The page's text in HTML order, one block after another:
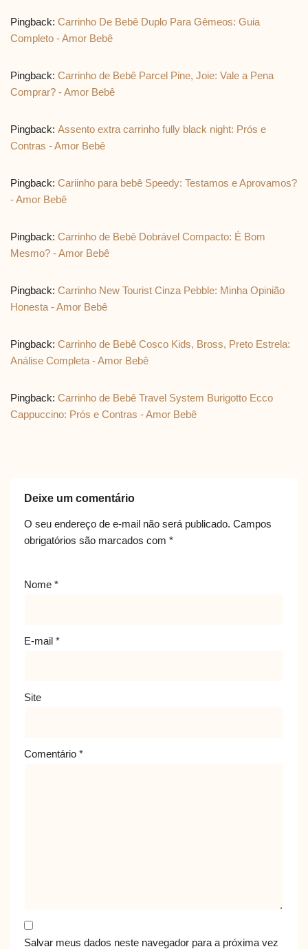
Pingback: Carrinho De Bebê Duplo Para Gêmeos: Guia
Completo - Amor Bebê
Pingback: Carrinho de Bebê Parcel Pine, Joie: Vale a Pena
Comprar? - Amor Bebê
Pingback: Assento extra carrinho fully black night: Prós e
Contras - Amor Bebê
Pingback: Cariinho para bebê Speedy: Testamos e Aprovamos?
- Amor Bebê
Pingback: Carrinho de Bebê Dobrável Compacto: É Bom
Mesmo? - Amor Bebê
Pingback: Carrinho New Tourist Cinza Pebble: Minha Opinião
Honesta - Amor Bebê
Pingback: Carrinho de Bebê Cosco Kids, Bross, Preto Estrela:
Análise Completa - Amor Bebê
Pingback: Carrinho de Bebê Travel System Burigotto Ecco
Cappuccino: Prós e Contras - Amor Bebê
Deixe um comentário
O seu endereço de e-mail não será publicado. Campos
obrigatórios são marcados com *
Nome *
E-mail *
Site
Comentário *
Salvar meus dados neste navegador para a próxima vez